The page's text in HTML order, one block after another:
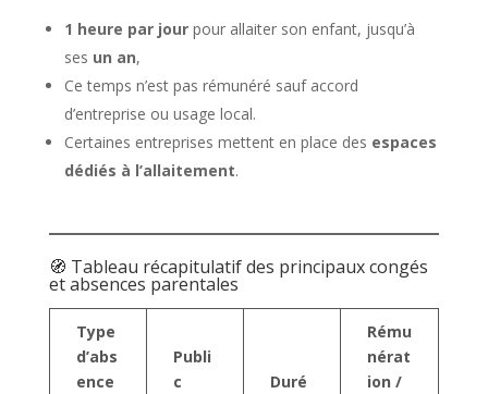
1 heure par jourpour allaiter son enfant, jusqu’à
ses un an,
Ce temps n’est pas rémunéré sauf accord
d’entreprise ou usage local.
Certaines entreprises mettent en place des espaces
dédiés à l’allaitement.
🧭 Tableau récapitulatif des principaux congés
et absences parentales
Type
d’abs
ence
Publi
c
Duré
Rému
nérat
ion /